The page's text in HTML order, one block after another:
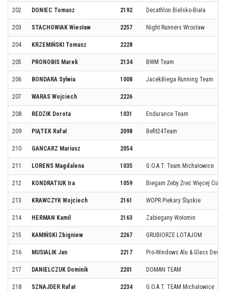
202 DONIEC Tomasz 2192 Decathlon Bielsko-Biała
203 STACHOWIAK Wiesław 2257 Night Runners Wrocław
204 KRZEMIŃSKI Tomasz 2228
205 PRONOBIS Marek 2134 BWM Team
206 BONDARA Sylwia 1008 JacekBiega Running Team
207 WARAS Wojciech 2226
208 REDZIK Dorota 1031 Endurance Team
209 PIĄTEK Rafał 2098 Befit24Team
210 GANCARZ Mariusz 2054
211 LORENS Magdalena 1035 G.O.A.T. Team Michałowice
212 KONDRATIUK Ira 1059 Biegam Żeby Żreć Więcej
213 KRAWCZYK Wojciech 2161 WOPR Piekary Śląskie
214 HERMAN Kamil 2163 Zabiegany Wołomin
215 KAMIŃSKI Zbigniew 2267 GRUBIORZE LOTAJOM
216 MUSIALIK Jan 2217 Pro-Windows Alu & Glass
217 DANIELCZUK Dominik 2201 DOMAN TEAM
218 SZNAJDER Rafał 2234 G.O.A.T. TEAM Michałowice